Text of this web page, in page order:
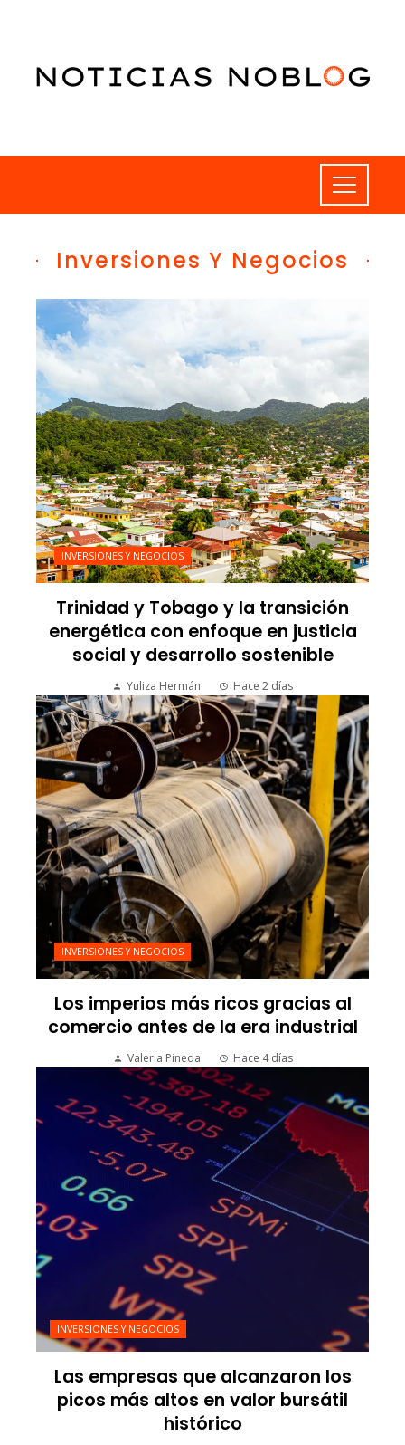
Inversiones Y Negocios
INVERSIONES Y NEGOCIOS
Trinidad y Tobago y la transición
energética con enfoque en justicia
social y desarrollo sostenible
Yuliza Hermán Hace 2 días
INVERSIONES Y NEGOCIOS
Los imperios más ricos gracias al
comercio antes de la era industrial
Valeria Pineda Hace 4 días
INVERSIONES Y NEGOCIOS
Las empresas que alcanzaron los
picos más altos en valor bursátil
histórico